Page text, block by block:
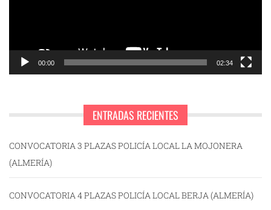
00:00 02:34
ENTRADAS RECIENTES
CONVOCATORIA 3 PLAZAS POLICÍA LOCAL LA MOJONERA
(ALMERÍA)
CONVOCATORIA 4 PLAZAS POLICÍA LOCAL BERJA (ALMERÍA)